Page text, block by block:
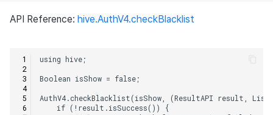
API Reference: hive.AuthV4.checkBlacklist